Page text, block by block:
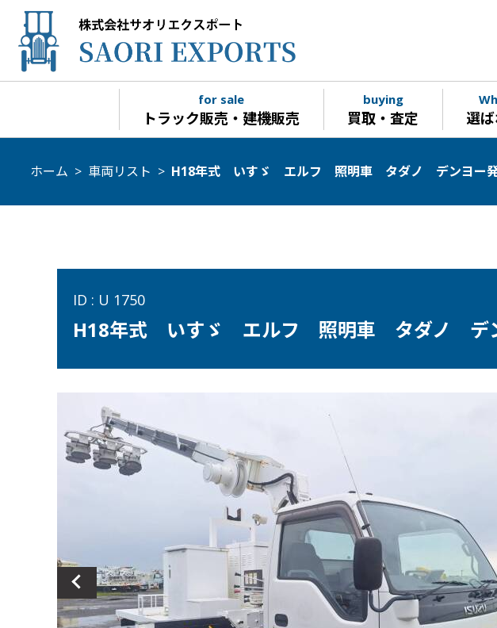
for sale
トラック販売・建機販売
buying
買取・査定 選
ホーム > 車両リスト > H18年式 いすゞ エルフ 照明車 タダノ デンヨー
ID : U 1750
H18年式 いすゞ エルフ 照明車 タダノ デ